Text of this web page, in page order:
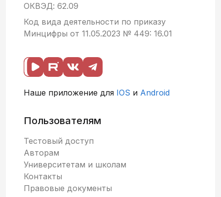
ОКВЭД: 62.09
Код вида деятельности по приказу
Минцифры от 11.05.2023 № 449: 16.01
Наше приложение для IOS и Android
Пользователям
Тестовый доступ
Авторам
Университетам и школам
Контакты
Правовые документы